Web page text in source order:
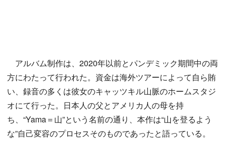
アルバム制作は、2020年以前とパンデミック期間中の両
方にわたって行われた。資金は海外ツアーによって自ら賄
い、録音の多くは彼女のキャッツキル山脈のホームスタジ
オにて行った。日本人の父とアメリカ人の母を持
ち、“Yama＝山”という名前の通り、本作は“山を登るよう
な”自己変容のプロセスそのものであったと語っている。